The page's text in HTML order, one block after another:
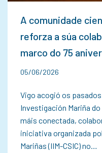
A comunidade
reforza a súa
marco do 75
05/06/2026
Vigo acogió os
Investigación Mariña do
máis conectada,
iniciativa organizada
Mariñas (IIM-CSIC) no…